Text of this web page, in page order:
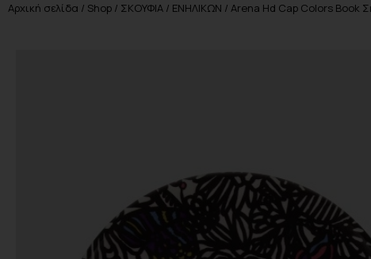
Αρχική σελίδα / Shop / ΣΚΟΥΦΙΑ / ΕΝΗΛΙΚΩΝ / Arena Hd Cap Colors Book